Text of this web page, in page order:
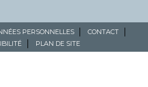
PERSONNELLES
CONTACT
PLAN DE SITE